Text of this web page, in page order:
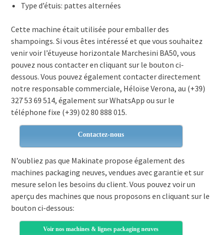
Type d’étuis: pattes alternées
Cette machine était utilisée pour emballer des
shampoings. Si vous êtes intéressé et que vous souhaitez
venir voir l’étuyeuse horizontale Marchesini BA50, vous
pouvez nous contacter en cliquant sur le bouton ci-
dessous. Vous pouvez également contacter directement
notre responsable commerciale, Héloïse Verona, au (+39)
327 53 69 514, également sur WhatsApp ou sur le
téléphone fixe (+39) 02 80 888 015.
Contactez-nous
N’oubliez pas que Makinate propose également des
machines packaging neuves, vendues avec garantie et sur
mesure selon les besoins du client. Vous pouvez voir un
aperçu des machines que nous proposons en cliquant sur le
bouton ci-dessous:
Voir nos machines & lignes packaging neuves